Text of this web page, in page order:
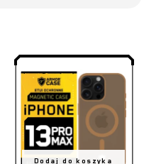
Dodaj do koszyka